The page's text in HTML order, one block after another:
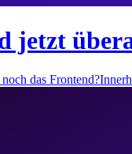
jetzt
das